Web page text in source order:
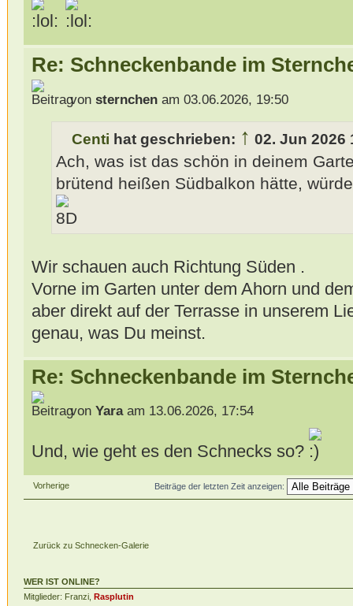
Re: Schneckenbande im
von sternchenam 03.06.2026, 19:50
Centi hat geschrieben: ↑ 02. Jun 2026
Ach, was ist das schön in deinem
brütend heißen Südbalkon hätte,
Wir schauen auch Richtung Süden .
Vorne im Garten unter dem Ahorn und
aber direkt auf der Terrasse in unserem
genau, was Du meinst.
Re: Schneckenbande im
von Yaraam 13.06.2026, 17:54
Und, wie geht es den Schnecks so?
Vorherige Beiträge der letzten Zeit anzeigen:
Zurück zu Schnecken-Galerie
WER IST ONLINE?
Mitglieder: Franzi, Rasplutin